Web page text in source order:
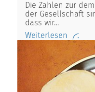
Die Zahlen zur
der Gesellschaft
dass wir…
Weiterlesen